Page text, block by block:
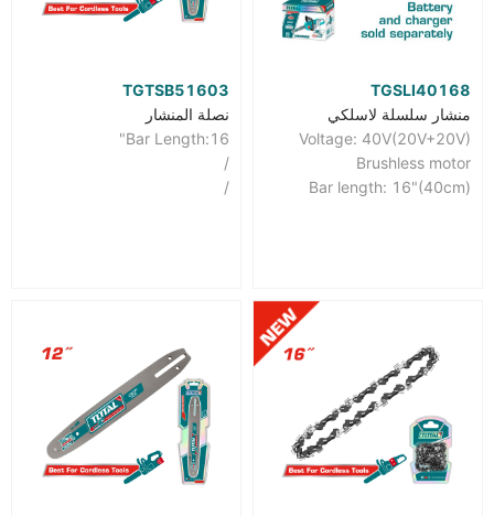
TGSLI40168
منشار سلسلة لاسلكي
Voltage: 40V(20V+20V)
Brushless motor
Bar length: 16"(40cm)
TGTSB51603
نصلة المنشار
Bar Length:16"
/
/